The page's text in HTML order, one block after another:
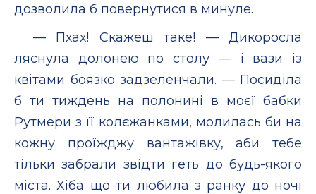
дозволила б повернутися в минуле.
— Пхах! Скажеш таке! — Дикоросла
ляснула долонею по столу — і вази із
квітами боязко задзеленчали. — Посиділа
б ти тиждень на полонині в моєї бабки
Рутмери з її колєжанками, молилась би на
кожну проїжджу вантажівку, аби тебе
тільки забрали звідти геть до будь-якого
міста. Хіба що ти любила з ранку до ночі